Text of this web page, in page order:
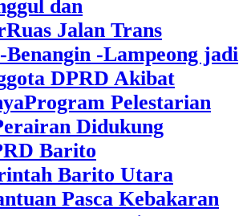
dan
Ruas Jalan Trans
-Lampeong jadi
DPRD Akibat
Program Pelestarian
Didukung
Barito
Barito Utara
Pasca Kebakaran